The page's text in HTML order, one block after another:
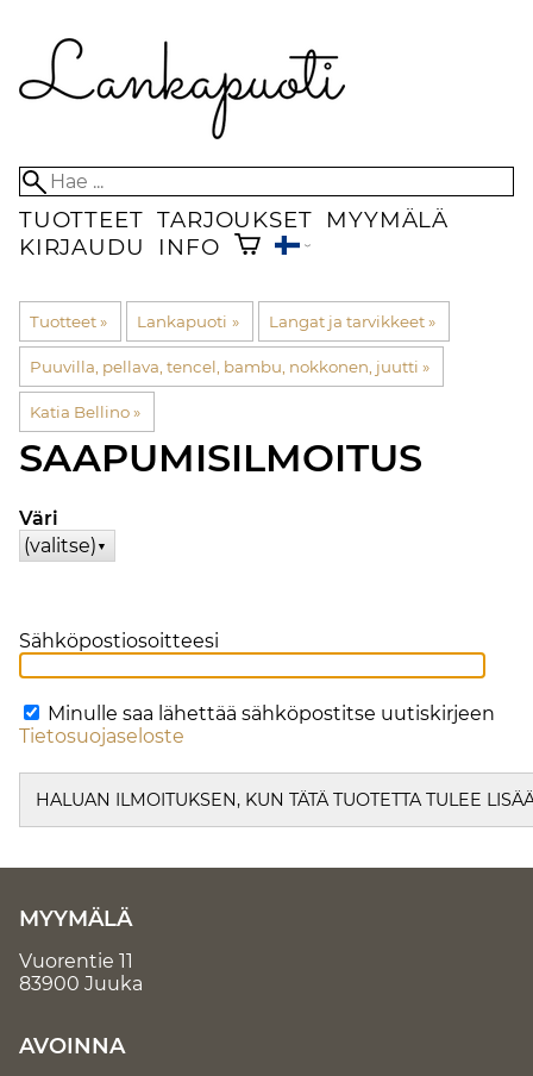
TUOTTEET TARJOUKSET
MYYMÄLÄ
KIRJAUDU
INFO
Tuotteet‪» Lankapuoti ‪» Langat ja tarvikkeet ‪»
Puuvilla, pellava, tencel, bambu, nokkonen, juutti ‪»
Katia Bellino‪»
SAAPUMISILMOITUS
Väri
(valitse) ▼
Sähköpostiosoitteesi
Minulle saa lähettää sähköpostitse uutiskirjeen
Tietosuojaseloste
MYYMÄLÄ
Vuorentie 11
83900 Juuka
AVOINNA